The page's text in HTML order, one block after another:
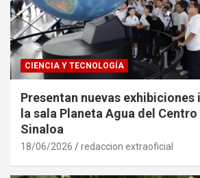
CIENCIA Y TECNOLOGÍA
Presentan nuevas
la sala Planeta Agua del
Sinaloa
18/06/2026 redaccion extraoficial